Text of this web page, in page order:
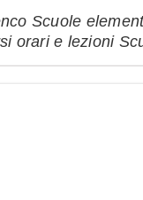
Scuole
orari e lezioni